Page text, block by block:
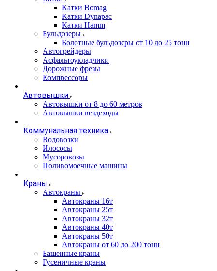
Катки Bomag
Катки Dynapac
Катки Hamm
Бульдозеры
Болотные бульдозеры от 10 до 25 тонн
Автогрейдеры
Асфальтоукладчики
Дорожные фрезы
Компрессоры
Автовышки
Автовышки от 8 до 60 метров
Автовышки вездеходы
Коммунальная техника
Водовозки
Илососы
Мусоровозы
Поливомоечные машины
Краны
Автокраны
Автокраны 16т
Автокраны 25т
Автокраны 32т
Автокраны 40т
Автокраны 50т
Автокраны от 60 до 200 тонн
Башенные краны
Гусеничные краны